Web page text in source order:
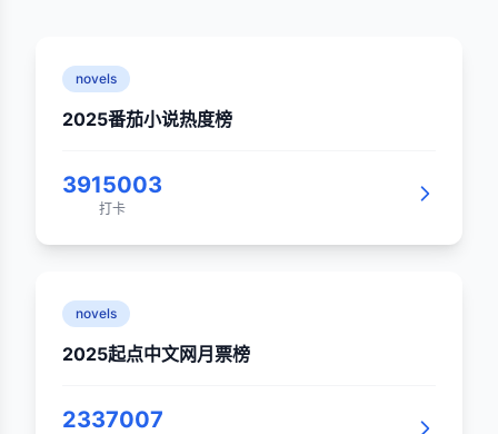
novels
2025番茄小说热度榜
3915003
打卡
novels
2025起点中文网月票榜
2337007